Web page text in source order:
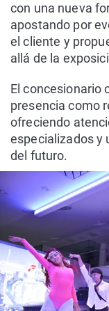
con una nueva
apostando por
el cliente y
allá de la
El concesionario
presencia como
ofreciendo
especializados y
del futuro.